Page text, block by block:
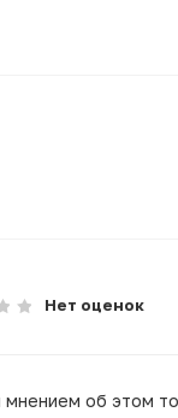
Нет оценок
мнением об этом